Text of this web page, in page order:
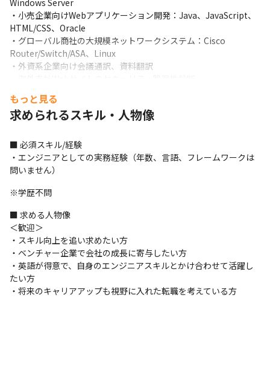
Windows Server
・小売企業向けWebアプリケーション開発：Java、JavaScript、
HTML/CSS、Oracle
・グローバル商社の大規模ネットワークシステム：Cisco
Router/Switch/ASA、Linux
・外資系企業向け会議通訳、資料翻訳
＜入社後の成長サポート＞
・営業の評価指標にエンジニアの納得度を重視した項目
・各領域ごとにスペシャリストを配置し自社内研修も完備
・“曖昧な言葉”ではなく“人員体制や制度、文化”で、しっかりと
支えています
＜募集背景＞
“若者の未来を拡げる”ミッションのもと、2014年にスタートした
当社。経験10年以上の営業によるリレーションを特徴に、大手外
資企業の案件やプライム案件をはじめ数多くの優良案件を獲得。
さらに、昨年金沢の技術センターを開所し、大手との大型アライ
アンス契約も締結するなど急拡大を続け、さらなる組織拡大を計
画しています。
もっと見る
求められるスキル・人物像
■ 必須スキル/経験
・エンジニアとしての実務経験（年数、言語、フレームワークは
問いません）
※学歴不問
■ 求める人物像
＜歓迎＞
・スキル向上を追い求めたい方
・ベンチャー企業で会社の成長に寄与したい方
・英語が得意で、自身のエンジニアスキルとかけ合わせて活躍し
たい方
・将来のキャリアアップも視野に入れた転職を考えている方